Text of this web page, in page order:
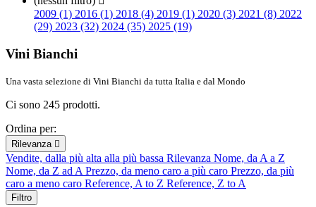
2009 (1) 2016 (1) 2018 (4) 2019 (1) 2020 (3) 2021 (8) 2022
(29) 2023 (32) 2024 (35) 2025 (19)
Vini Bianchi
Una vasta selezione di Vini Bianchi da tutta Italia e dal Mondo
Ci sono 245 prodotti.
Ordina per:
Rilevanza 
Vendite, dalla più alta alla più bassa Rilevanza Nome, da A a Z
Nome, da Z ad APrezzo, da meno caro a più caro Prezzo, da più
caro a meno caro Reference, A to Z Reference, Z to A
Filtro